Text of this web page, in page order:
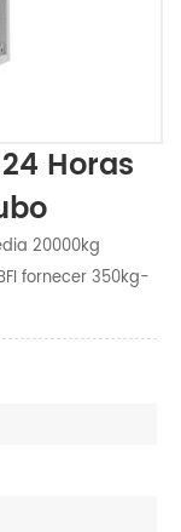
Horas
20000kg
fornecer 350kg-